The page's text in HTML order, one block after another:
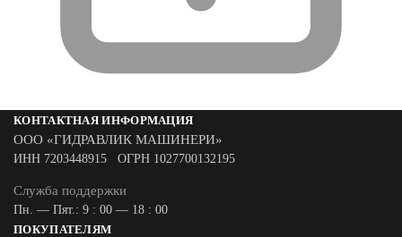
КОНТАКТНАЯ ИНФОРМАЦИЯ
ООО «ГИДРАВЛИК МАШИНЕРИ»
ИНН 7203448915 ОГРН 1027700132195
Служба поддержки
Пн. — Пят.: 9 : 00 — 18 : 00
ПОКУПАТЕЛЯМ